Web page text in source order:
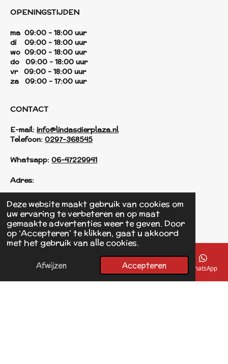
Deze website maakt gebruik van cookies om
uw ervaring te verbeteren en op maat
gemaakte advertenties weer te geven. Door
op ‘Accepteren’ te klikken, gaat u akkoord
met het gebruik van alle cookies.
Afwijzen Accepteren
OPENINGSTIJDEN
ma 09:00 - 18:00 uur
di 09:00 - 18:00 uur
wo 09:00 - 18:00 uur
do 09:00 - 18:00 uur
vr 09:00 - 18:00 uur
za 09:00 - 17:00 uur
CONTACT
E-mail: info@lindasdierplaza.nl
Telefoon: 0297-368545
Whatsapp: 06-47229941
Adres:
Einsteinstraat 125
1433 KH Kudelstaart
F
a
o
© 2017 - 2026 Linda's Dierplaza
E-mailadres Telefoonnummer Kaart Facebook WhatsApp